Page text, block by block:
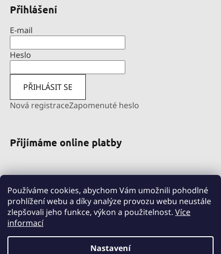
Používáme cookies, abychom Vám umožnili pohodlné
prohlížení webu a díky analýze provozu webu neustále
zlepšovali jeho funkce, výkon a použitelnost. Více
informací
Nastavení
Přihlášení
E-mail
Heslo
PŘIHLÁSIT SE
Nová registraceZapomenuté heslo
Přijímáme online platby
nahradniplneni.duko.eu
detske-obleceni-duko.cz